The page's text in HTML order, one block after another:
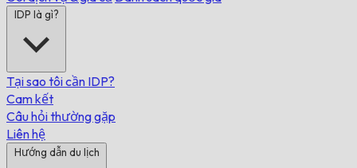
IDP là gì?
Tại sao tôi cần IDP?
Cam kết
Câu hỏi thường gặp
Liên hệ
Hướng dẫn du lịch